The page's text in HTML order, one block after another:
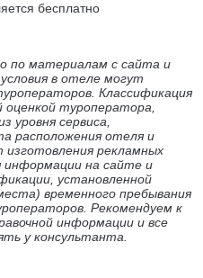
бесплатно
по материалам с сайта и
в отеле могут
Классификация
оценкой туроператора,
уровня сервиса,
расположения отеля и
рекламных
на сайте и
установленной
временного пребывания
Рекомендуем к
информации и все
у консультанта.